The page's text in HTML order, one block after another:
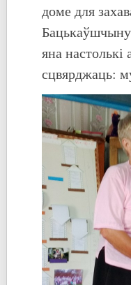
доме для
яна
сцвярджаць: